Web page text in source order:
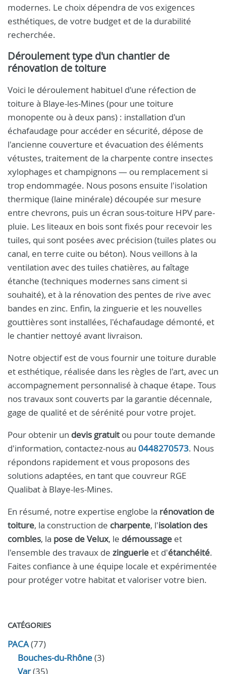
modernes. Le choix dépendra de vos exigences
esthétiques, de votre budget et de la durabilité
recherchée.
Déroulement type d'un chantier de
rénovation de toiture
Voici le déroulement habituel d'une réfection de
toiture à Blaye-les-Mines (pour une toiture
monopente ou à deux pans) : installation d'un
échafaudage pour accéder en sécurité, dépose de
l'ancienne couverture et évacuation des éléments
vétustes, traitement de la charpente contre insectes
xylophages et champignons — ou remplacement si
trop endommagée. Nous posons ensuite l'isolation
thermique (laine minérale) découpée sur mesure
entre chevrons, puis un écran sous-toiture HPV pare-
pluie. Les liteaux en bois sont fixés pour recevoir les
tuiles, qui sont posées avec précision (tuiles plates ou
canal, en terre cuite ou béton). Nous veillons à la
ventilation avec des tuiles chatières, au faîtage
étanche (techniques modernes sans ciment si
souhaité), et à la rénovation des pentes de rive avec
bandes en zinc. Enfin, la zinguerie et les nouvelles
gouttières sont installées, l'échafaudage démonté, et
le chantier nettoyé avant livraison.
Notre objectif est de vous fournir une toiture durable
et esthétique, réalisée dans les règles de l'art, avec un
accompagnement personnalisé à chaque étape. Tous
nos travaux sont couverts par la garantie décennale,
gage de qualité et de sérénité pour votre projet.
Pour obtenir un devis gratuitou pour toute demande
d'information, contactez-nous au 0448270573. Nous
répondons rapidement et vous proposons des
solutions adaptées, en tant que couvreur RGE
Qualibat à Blaye-les-Mines.
En résumé, notre expertise englobe la rénovation de
toiture, la construction de charpente, l'isolation des
combles, la pose de Velux, le démoussage et
l'ensemble des travaux de zinguerie et d'étanchéité.
Faites confiance à une équipe locale et expérimentée
pour protéger votre habitat et valoriser votre bien.
CATÉGORIES
PACA(77)
Bouches-du-Rhône(3)
Var(35)